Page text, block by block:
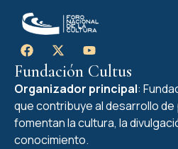
Fundación Cultus
Organizador principal:
que contribuye al desarrollo
fomentan la cultura, la
conocimiento.